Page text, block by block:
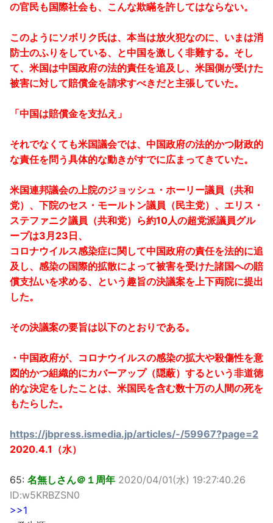
の官民も国際社会も、こんな欺瞞を許してはならない。
このようにソボリク氏は、本当は放火犯なのに、いまは消
防士のふりをしている、と中国を激しく非難する。そし
て、米国は中国政府の法的責任を追及し、米国側が受けた
被害に対して賠償金を請求すべきだと主張していた。
「中国は賠償金を支払え」
それでなくても米国議会では、中国政府の法的かつ財政的
な責任を問う具体的な動きがすでに広まってきていた。
米国連邦議会の上院のジョッシュ・ホーリー議員（共和
党）、下院のセス・モールトン議員（民主党）、エリス・
ステファニク議員（共和党）ら約10人の超党派議員グル
ープは3月23日、
コロナウイルス感染症に関して中国政府の責任を法的に追
及し、感染の国際的拡散によって被害を受けた諸国への賠
償支払いを求める、という趣旨の決議案を上下両院に提出
した。
その決議案の要旨は以下のとおりである。
・中国政府が、コロナウイルスの感染の拡大や殺傷性を意
図的かつ組織的にカバーアップ（隠蔽）するという非道徳
的な決定をしたことは、米国民を含む数十万の人間の死を
もたらした。
https://jbpress.ismedia.jp/articles/-/59967?page=2
2020.4.1（水）
65: 名無しさん＠１周年 2020/04/01(水) 19:27:40.26
ID:w5KRBZSN0
>>1